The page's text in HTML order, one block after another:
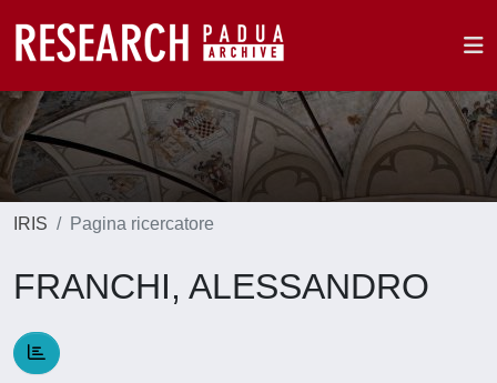
IRIS Pagina ricercatore
FRANCHI, ALESSANDRO